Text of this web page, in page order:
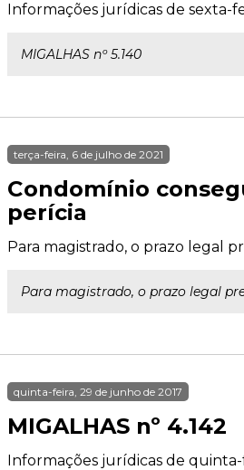
Informações jurídicas de sexta-
MIGALHAS nº 5.140
terça-feira, 6 de julho de 2021
Condomínio
perícia
Para magistrado, o prazo legal
Para magistrado, o prazo legal
quinta-feira, 29 de junho de 2017
MIGALHAS nº 4.142
Informações jurídicas de quinta-